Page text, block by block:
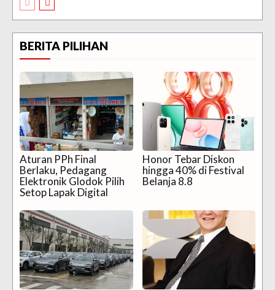
BERITA PILIHAN
Aturan PPh Final
Berlaku, Pedagang
Elektronik Glodok Pilih
Setop Lapak Digital
Honor Tebar Diskon
hingga 40% di Festival
Belanja 8.8